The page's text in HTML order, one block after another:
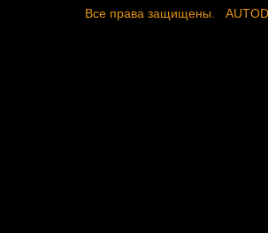
Все права защищены.